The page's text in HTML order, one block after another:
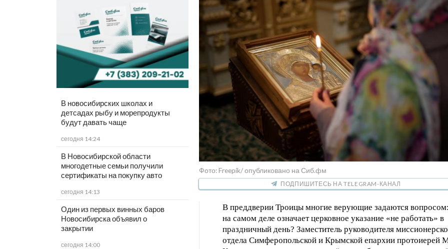
В новосибирских школах и
детсадах рыбу и морепродукты
будут давать чаще
сегодня 14:24
В Новосибирской области
многодетные семьи получили
сертификаты на покупку авто
сегодня 14:13
Один из первых винных баров
Новосибирска объявил о
закрытии
сегодня 14:00
Фото: Freepik/ опубликовано на Сиб.фм
ПОДПИШИТЕСЬ НА TELEGRAM-КАНАЛ
В преддверии Троицы многие верующие задаются
на самом деле означает церковное указание «не работать» в
праздничный день? Заместитель руководителя
отдела Симферопольской и Крымской епархии протоиерей